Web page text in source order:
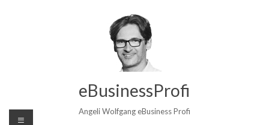
eBusinessProfi
Angeli Wolfgang eBusiness Profi